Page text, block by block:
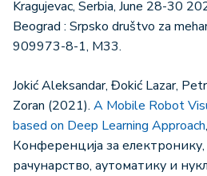
Kragujevac, Serbia, June 28-30
Beograd : Srpsko društvo za
909973-8-1, M33.
Jokić Aleksandar, Đokić Lazar,
Zoran (2021). A Mobile Robot
based on Deep Learning Approach
Конференција за
рачунарство, аутоматику и